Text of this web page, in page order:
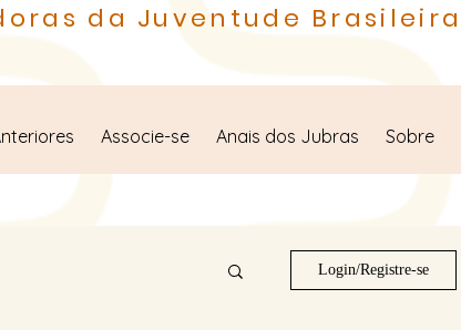
da Juventude Brasileira
Associe-se Anais dos Jubras Sobre
Login/Registre-se